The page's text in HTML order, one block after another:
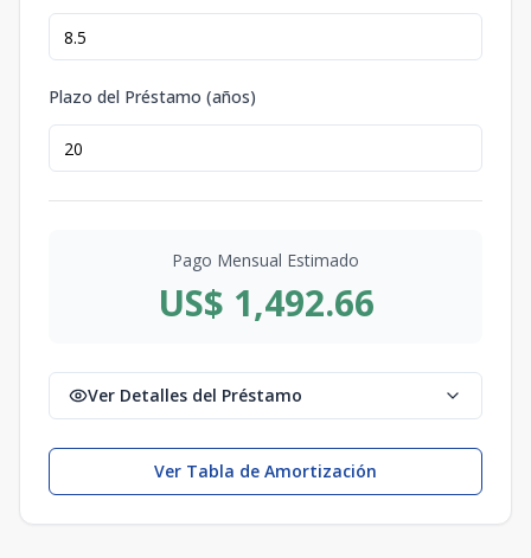
Plazo del Préstamo (años)
Pago Mensual Estimado
US$ 1,492.66
Ver Detalles del Préstamo
Ver Tabla de Amortización